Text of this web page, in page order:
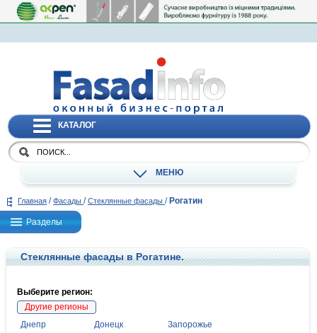
КАТАЛОГ
МЕНЮ
Главная / Фасады / Стеклянные фасады / Рогатин
Разделы
Стеклянные фасады в Рогатине.
Выберите регион:
Другие регионы
Днепр
Донецк
Запорожье